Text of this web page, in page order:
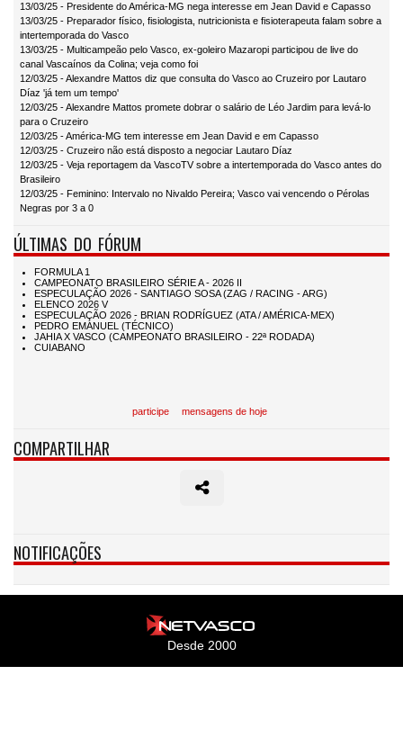
13/03/25 - Presidente do América-MG nega interesse em Jean David e Capasso
13/03/25 - Preparador físico, fisiologista, nutricionista e fisioterapeuta falam sobre a
intertemporada do Vasco
13/03/25 - Multicampeão pelo Vasco, ex-goleiro Mazaropi participou de live do
canal Vascaínos da Colina; veja como foi
12/03/25 - Alexandre Mattos diz que consulta do Vasco ao Cruzeiro por Lautaro
Díaz 'já tem um tempo'
12/03/25 - Alexandre Mattos promete dobrar o salário de Léo Jardim para levá-lo
para o Cruzeiro
12/03/25 - América-MG tem interesse em Jean David e em Capasso
12/03/25 - Cruzeiro não está disposto a negociar Lautaro Díaz
12/03/25 - Veja reportagem da VascoTV sobre a intertemporada do Vasco antes do
Brasileiro
12/03/25 - Feminino: Intervalo no Nivaldo Pereira; Vasco vai vencendo o Pérolas
Negras por 3 a 0
ÚLTIMAS DO FÓRUM
participe mensagens de hoje
COMPARTILHAR
NOTIFICAÇÕES
Desde 2000